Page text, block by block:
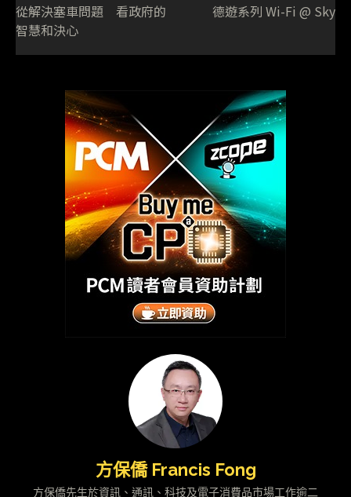
從解決塞車問題 看政府的
智慧和決心
德遊系列 Wi-Fi @ Sky
方保僑 Francis Fong
方保僑先生於資訊、通訊、科技及電子消費品市場工作逾二